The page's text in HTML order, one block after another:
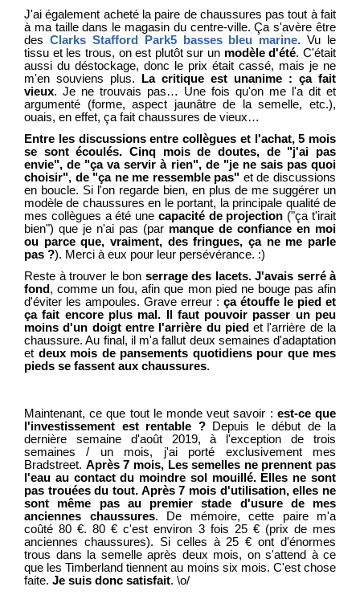
J'ai également acheté la paire de chaussures pas tout à fait
à ma taille dans le magasin du centre-ville. Ça s'avère être
des Clarks Stafford Park5 basses bleu marine. Vu le
tissu et les trous, on est plutôt sur un modèle d'été. C'était
aussi du déstockage, donc le prix était cassé, mais je ne
m'en souviens plus.
La critique est unanime : ça fait
vieux. Je ne trouvais pas… Une fois qu'on me l'a dit et
argumenté (forme, aspect jaunâtre de la semelle, etc.),
ouais, en effet, ça fait chaussures de vieux…
Entre les discussions entre collègues et l'achat, 5 mois
se sont écoulés. Cinq mois de doutes, de "j'ai pas
envie", de "ça va servir à rien", de "je ne sais pas quoi
choisir", de "ça ne me ressemble pas" et de discussions
en boucle. Si l'on regarde bien, en plus de me suggérer un
modèle de chaussures en le portant, la principale qualité de
mes collègues a été une capacité de projection ("ça t'irait
bien") que je n'ai pas (par manque de confiance en moi
ou parce que, vraiment, des fringues, ça ne me parle
pas ?). Merci à eux pour leur persévérance. :)
Reste à trouver le bon serrage des lacets. J'avais serré à
fond , comme un fou, afin que mon pied ne bouge pas afin
d'éviter les ampoules. Grave erreur : ça étouffe le pied et
ça fait encore plus mal. Il faut pouvoir passer un peu
moins d'un doigt entre l'arrière du pied et l'arrière de la
chaussure. Au final, il m'a fallut deux semaines d'adaptation
et deux mois de pansements quotidiens pour que mes
pieds se fassent aux chaussures.
Maintenant, ce que tout le monde veut savoir : est-ce que
l'investissement est rentable ?Depuis le début de la
dernière semaine d'août 2019, à l'exception de trois
semaines / un mois, j'ai porté exclusivement mes
Bradstreet. Après 7 mois, Les semelles ne prennent pas
l'eau au contact du moindre sol mouillé. Elles ne sont
pas trouées du tout. Après 7 mois d'utilisation, elles ne
sont même pas au premier stade d'usure de mes
anciennes chaussures. De mémoire, cette paire m'a
coûté 80 €. 80 € c'est environ 3 fois 25 € (prix de mes
anciennes chaussures). Si celles à 25 € ont d'énormes
trous dans la semelle après deux mois, on s'attend à ce
que les Timberland tiennent au moins six mois. C'est chose
faite. Je suis donc satisfait. \o/